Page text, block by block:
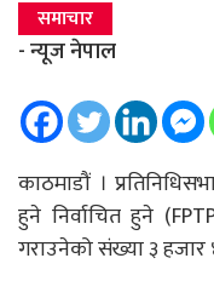
समाचार
- न्यूज नेपाल
काठमाडौं ।
हुने निर्वाचित हुने
गराउनेको संख्या ३